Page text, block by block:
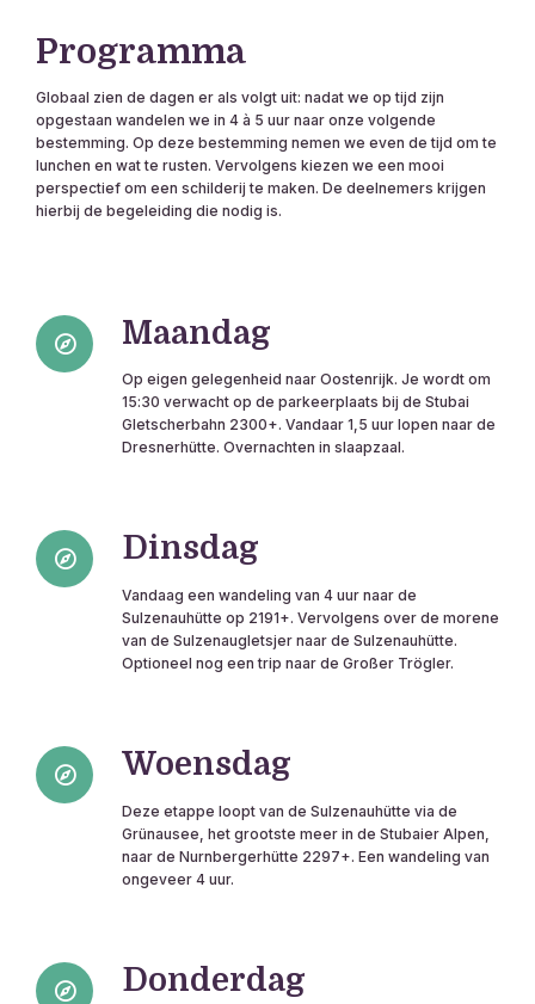
Programma
Globaal zien de dagen er als volgt uit: nadat we op tijd zijn
opgestaan wandelen we in 4 à 5 uur naar onze volgende
bestemming. Op deze bestemming nemen we even de tijd om te
lunchen en wat te rusten. Vervolgens kiezen we een mooi
perspectief om een schilderij te maken. De deelnemers krijgen
hierbij de begeleiding die nodig is.
Maandag
Op eigen gelegenheid naar Oostenrijk. Je wordt om
15:30 verwacht op de parkeerplaats bij de Stubai
Gletscherbahn 2300+. Vandaar 1,5 uur lopen naar de
Dresnerhütte. Overnachten in slaapzaal.
Dinsdag
Vandaag een wandeling van 4 uur naar de
Sulzenauhütte op 2191+. Vervolgens over de morene
van de Sulzenaugletsjer naar de Sulzenauhütte.
Optioneel nog een trip naar de Großer Trögler.
Woensdag
Deze etappe loopt van de Sulzenauhütte via de
Grünausee, het grootste meer in de Stubaier Alpen,
naar de Nurnbergerhütte 2297+. Een wandeling van
ongeveer 4 uur.
Donderdag